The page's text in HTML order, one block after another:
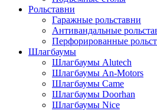
Рольставни
Гаражные рольставни
Антивандальные
Перфорированные
Шлагбаумы
Шлагбаумы Alutech
Шлагбаумы An-Motors
Шлагбаумы Came
Шлагбаумы Doorhan
Шлагбаумы Nice